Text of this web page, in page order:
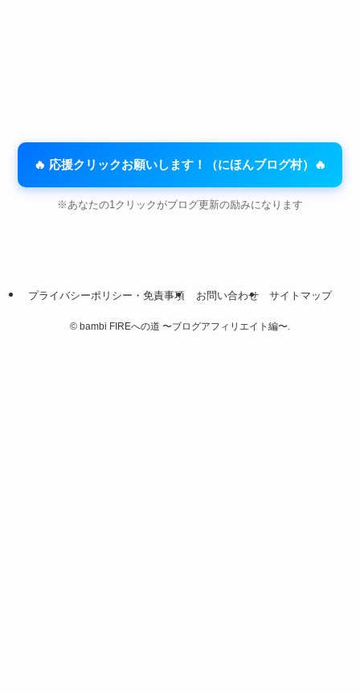
🔥 応援クリックお願いします！（にほんブログ村）🔥
※あなたの1クリックがブログ更新の励みになります
プライバシーポリシー・免責事項 お問い合わせ サイトマップ
© bambi FIREへの道 〜ブログアフィリエイト編〜.